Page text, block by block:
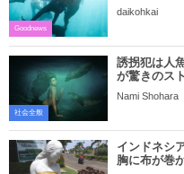
Goodnews
daikohkai
社会全般
誘拐犯は人
が驚きのス
Nami Shohara
インドネシ
胸に布が巻